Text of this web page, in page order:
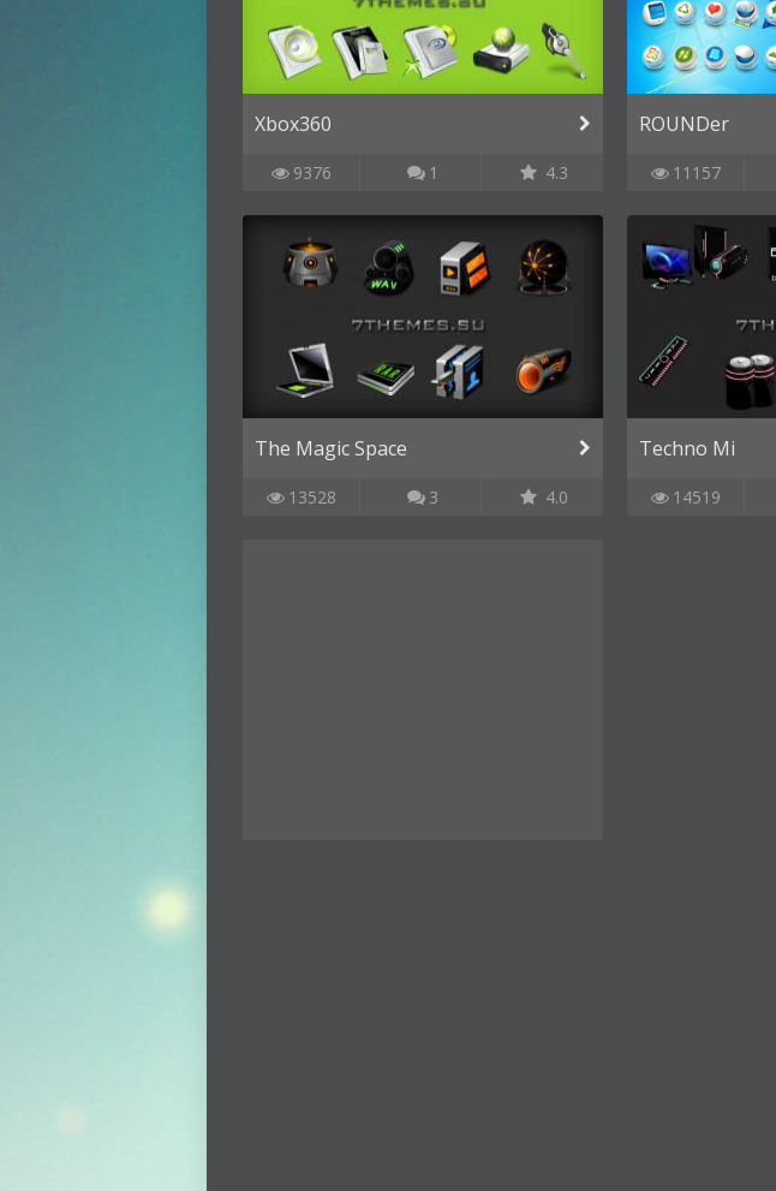
Xbox360
9376 1 4.3
ROUNDer
11157
The Magic Space
13528 3 4.0
Techno Mi
14519